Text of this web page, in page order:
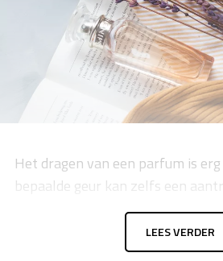
Het dragen van een parfum is
bepaalde geur kan zelfs een
LEES VERDER